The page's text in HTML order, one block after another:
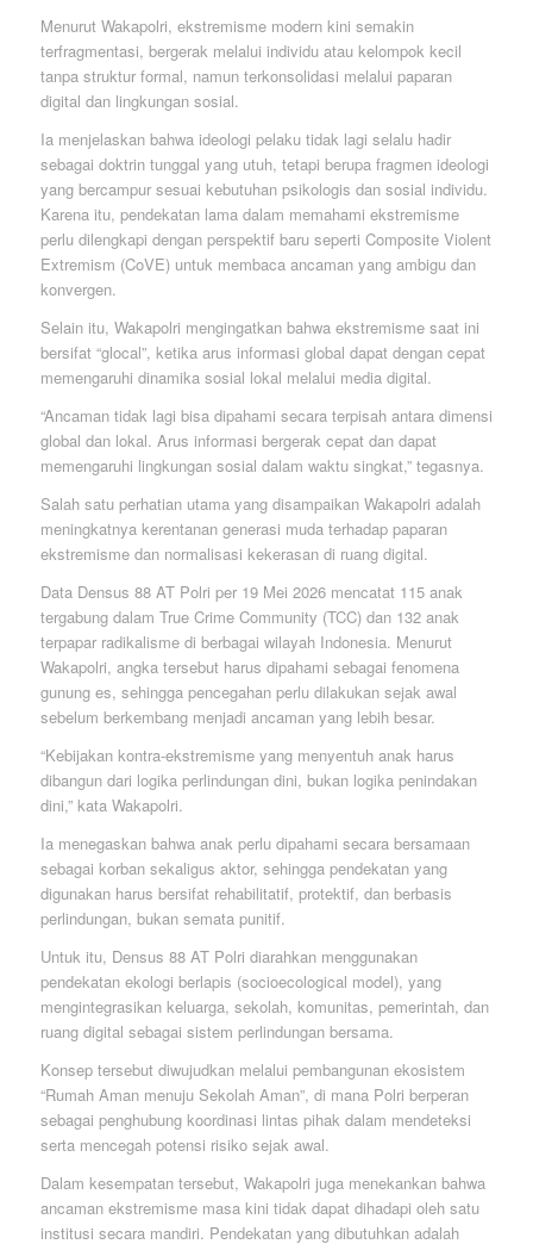
Menurut Wakapolri, ekstremisme modern kini semakin
terfragmentasi, bergerak melalui individu atau kelompok kecil
tanpa struktur formal, namun terkonsolidasi melalui paparan
digital dan lingkungan sosial.
Ia menjelaskan bahwa ideologi pelaku tidak lagi selalu hadir
sebagai doktrin tunggal yang utuh, tetapi berupa fragmen ideologi
yang bercampur sesuai kebutuhan psikologis dan sosial individu.
Karena itu, pendekatan lama dalam memahami ekstremisme
perlu dilengkapi dengan perspektif baru seperti Composite Violent
Extremism (CoVE) untuk membaca ancaman yang ambigu dan
konvergen.
Selain itu, Wakapolri mengingatkan bahwa ekstremisme saat ini
bersifat “glocal”, ketika arus informasi global dapat dengan cepat
memengaruhi dinamika sosial lokal melalui media digital.
“Ancaman tidak lagi bisa dipahami secara terpisah antara dimensi
global dan lokal. Arus informasi bergerak cepat dan dapat
memengaruhi lingkungan sosial dalam waktu singkat,” tegasnya.
Salah satu perhatian utama yang disampaikan Wakapolri adalah
meningkatnya kerentanan generasi muda terhadap paparan
ekstremisme dan normalisasi kekerasan di ruang digital.
Data Densus 88 AT Polri per 19 Mei 2026 mencatat 115 anak
tergabung dalam True Crime Community (TCC) dan 132 anak
terpapar radikalisme di berbagai wilayah Indonesia. Menurut
Wakapolri, angka tersebut harus dipahami sebagai fenomena
gunung es, sehingga pencegahan perlu dilakukan sejak awal
sebelum berkembang menjadi ancaman yang lebih besar.
“Kebijakan kontra-ekstremisme yang menyentuh anak harus
dibangun dari logika perlindungan dini, bukan logika penindakan
dini,” kata Wakapolri.
Ia menegaskan bahwa anak perlu dipahami secara bersamaan
sebagai korban sekaligus aktor, sehingga pendekatan yang
digunakan harus bersifat rehabilitatif, protektif, dan berbasis
perlindungan, bukan semata punitif.
Untuk itu, Densus 88 AT Polri diarahkan menggunakan
pendekatan ekologi berlapis (socioecological model), yang
mengintegrasikan keluarga, sekolah, komunitas, pemerintah, dan
ruang digital sebagai sistem perlindungan bersama.
Konsep tersebut diwujudkan melalui pembangunan ekosistem
“Rumah Aman menuju Sekolah Aman”, di mana Polri berperan
sebagai penghubung koordinasi lintas pihak dalam mendeteksi
serta mencegah potensi risiko sejak awal.
Dalam kesempatan tersebut, Wakapolri juga menekankan bahwa
ancaman ekstremisme masa kini tidak dapat dihadapi oleh satu
institusi secara mandiri. Pendekatan yang dibutuhkan adalah